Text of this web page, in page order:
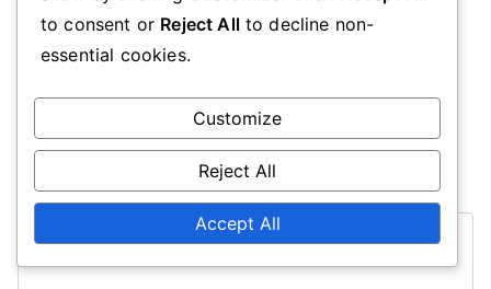
Leave a Reply
Your email address will not be published. Required
fields are marked*
Comment*
to consent or Reject Allto decline non-
essential cookies.
Customize
Reject All
Accept All